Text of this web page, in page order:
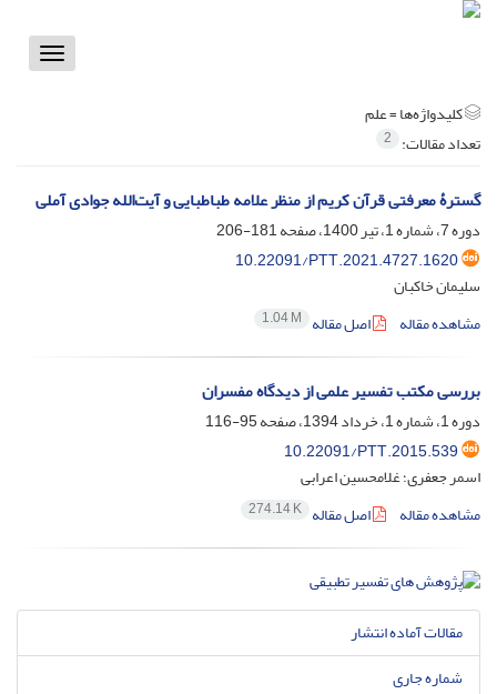
Toggle
کلیدواژه‌ها =علم
تعداد مقالات: 2
گسترۀ معرفتی قرآن کریم از منظر علامه طباطبایی و آیت‌الله جوادی آملی
دوره 7، شماره 1، تیر 1400، صفحه
181-206
10.22091/PTT.2021.4727.1620
سلیمان خاکبان
مشاهده مقاله
اصل مقاله 1.04 M
بررسی مکتب تفسیر علمی از دیدگاه مفسران
دوره 1، شماره 1، خرداد 1394، صفحه
95-116
10.22091/PTT.2015.539
اسمر جعفری؛ غلامحسین اعرابی
مشاهده مقاله
اصل مقاله 274.14 K
مقالات آماده انتشار
شماره جاری